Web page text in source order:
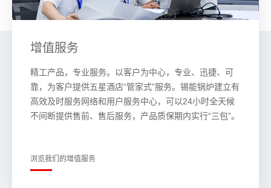
增值服务
精工产品，专业服务。以客户为中心，专业、迅捷、可
靠，为客户提供五星酒店“管家式”服务。锡能锅炉建立有
高效及时服务网络和用户服务中心，可以24小时全天候
不间断提供售前、售后服务，产品质保期内实行“三包”。
浏览我们的增值服务